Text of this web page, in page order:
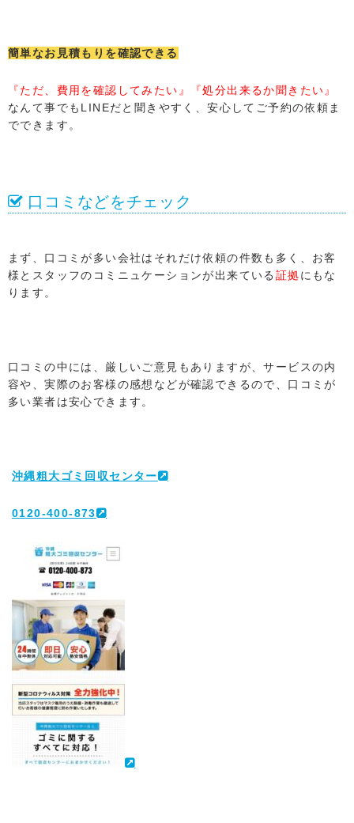
簡単なお見積もりを確認できる
『ただ、費用を確認してみたい』『処分出来るか聞きたい』
なんて事でもLINEだと聞きやすく、安心してご予約の依頼ま
でできます。
口コミなどをチェック
まず、口コミが多い会社はそれだけ依頼の件数も多く、お客
様とスタッフのコミニュケーションが出来ている 証拠にもな
ります。
口コミの中には、厳しいご意見もありますが、サービスの内
容や、実際のお客様の感想などが確認できるので、口コミが
多い業者は安心できます。
沖縄粗大ゴミ回収センター
0120-400-873